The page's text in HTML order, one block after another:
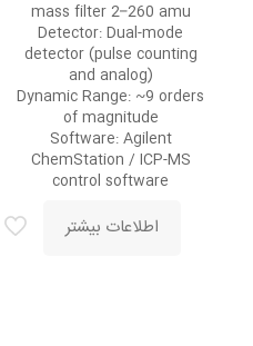
mass filter 2–260 amu
Detector: Dual-mode
detector (pulse counting
and analog)
Dynamic Range: ~9 orders
of magnitude
Software: Agilent
ChemStation / ICP-MS
control software
اطلاعات بیشتر